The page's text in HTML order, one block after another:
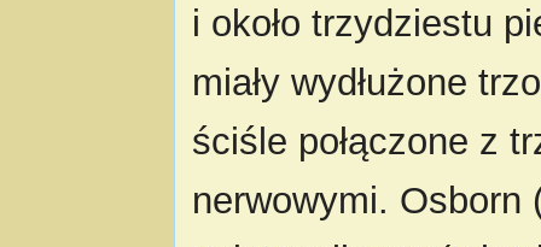
i około trzydziestu
miały wydłużone
ściśle połączone z
nerwowymi. Osborn